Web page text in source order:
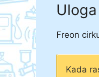
Freon
Kada